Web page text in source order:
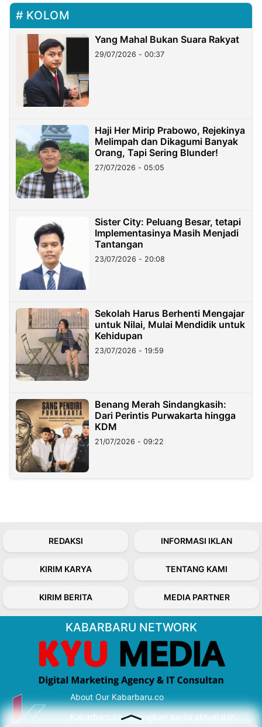
KOLOM
Yang Mahal Bukan Suara Rakyat
29/07/2026 - 00:37
Haji Her Mirip Prabowo, Rejekinya
Melimpah dan Dikagumi Banyak
Orang, Tapi Sering Blunder!
27/07/2026 - 05:05
Sister City: Peluang Besar, tetapi
Implementasinya Masih Menjadi
Tantangan
23/07/2026 - 20:08
Sekolah Harus Berhenti Mengajar
untuk Nilai, Mulai Mendidik untuk
Kehidupan
23/07/2026 - 19:59
Benang Merah Sindangkasih:
Dari Perintis Purwakarta hingga
KDM
21/07/2026 - 09:22
REDAKSI INFORMASI IKLAN
KIRIM KARYA TENTANG KAMI
KIRIM BERITA MEDIA PARTNER
KABARBARU NETWORK
About Our Kabarbaru.co
Kabarbaru.co menyajikan berita aktual dan